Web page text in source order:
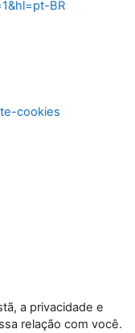
BR
cookies
a privacidade e
relação com você.